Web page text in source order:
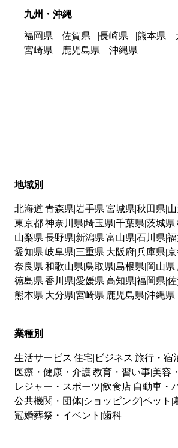
九州・沖縄
福岡県 佐賀県 長崎県 熊本県
宮崎県
鹿児島県 沖縄県
地域別
北海道 青森県 岩手県 宮城県 秋田県
東京都神奈川県 埼玉県 千葉県 茨城県
山梨県 長野県 新潟県 富山県 石川県
愛知県 岐阜県 三重県 大阪府兵庫県
奈良県 和歌山県 鳥取県 島根県 岡山県
徳島県 香川県 愛媛県 高知県 福岡県
熊本県 大分県 宮崎県 鹿児島県 沖縄県
業種別
生活サービス 住宅 ビジネス 旅行・宿
医療・健康・介護教育・習い事 美容
レジャー・スポーツ 飲食店 自動車・
公共機関・団体 ショッピングペット
冠婚葬祭・イベント 歯科